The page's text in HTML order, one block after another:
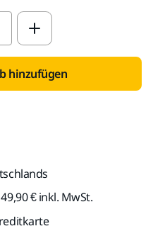
value
hinzufügen
€ inkl. MwSt.